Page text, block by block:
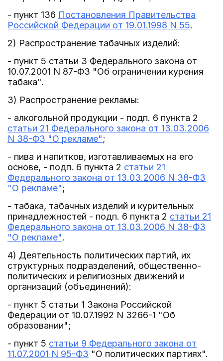
- пункт 136 Постановления Правительства
Российской Федерации от 19.01.1998 N 55.
2) Распространение табачных изделий:
- пункт 5 статьи 3 Федерального закона от
10.07.2001 N 87-ФЗ "Об ограничении курения
табака".
3) Распространение рекламы:
- алкогольной продукции - подп. 6 пункта 2
статьи 21 Федерального закона от 13.03.2006
N 38-ФЗ "О рекламе";
- пива и напитков, изготавливаемых на его
основе, - подп. 6 пункта 2 статьи 21
Федерального закона от 13.03.2006 N 38-ФЗ
"О рекламе";
- табака, табачных изделий и курительных
принадлежностей - подп. 6 пункта 2 статьи 21
Федерального закона от 13.03.2006 N 38-ФЗ
"О рекламе".
4) Деятельность политических партий, их
структурных подразделений, общественно-
политических и религиозных движений и
организаций (объединений):
- пункт 5 статьи 1 Закона Российской
Федерации от 10.07.1992 N 3266-1 "Об
образовании";
- пункт 5 статьи 9 Федерального закона от
11.07.2001 N 95-ФЗ "О политических партиях".